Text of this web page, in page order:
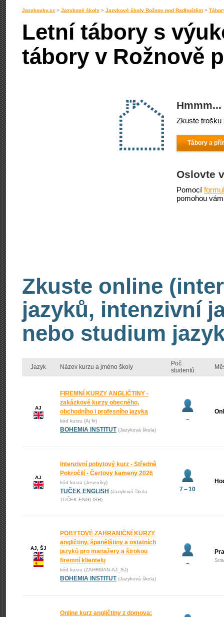
Jazykovky.cz > Jazykové školy > Jazykové školy Rožnov pod Radhoštěm >
Letní tábory s
tábory v Rožnově
Zkuste trošku
Tábory a
Oslovte
Pomocí
pomohou
Zkuste online
jazyků, intenzivní
nebo studium
Jazyk Název kurzu a jméno školy
Poč.
studentů
AJ
FIREMNÍ KURZY ANGLIČTINY -
zakázkové kurzy obecného,
obchodního i profesního jazyka
kód kurzu (Aj fir)
BOHEMIA INSTITUT (Jazyková škola)
–
AJ
Intenzivní pobytový kurz - Středně
Pokročilí - Čertovy kameny 2026
kód kurzu (Jeseníky)
TUČEK ENGLISH (Jazyková škola
TUČEK ENGLISH)
7 – 10
AJ, ŠJ
POBYTOVÉ ZAHRANIČNÍ KURZY
angličtiny, španělštiny a ostatních
jazyků pro manažery a širokou
firemní klientelu
kód kurzu (ZAHRMAN-AJ_SJ)
BOHEMIA INSTITUT (Jazyková škola)
–
Online kurz angličtiny z domova: